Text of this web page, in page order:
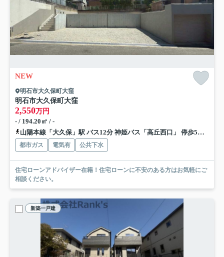
NEW
明石市大久保町大窪
明石市大久保町大窪
2,550万円
- / 194.20㎡ / -
山陽本線「大久保」駅 バス12分 神姫バス「高丘西口」 停歩5分
都市ガス 電気有 公共下水
住宅ローンアドバイザー在籍！住宅ローンに不安のある方はお気軽にご
相談ください。
新築一戸建